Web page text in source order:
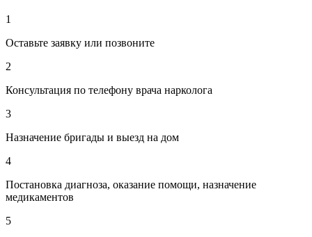
1
Оставьте заявку или позвоните
2
Консультация по телефону врача нарколога
3
Назначение бригады и выезд на дом
4
Постановка диагноза, оказание помощи, назначение
медикаментов
5